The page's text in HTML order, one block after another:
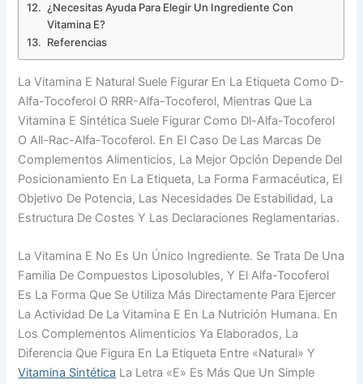
¿Necesitas Ayuda Para Elegir Un Ingrediente Con
Vitamina E?
Referencias
La Vitamina E Natural Suele Figurar En La Etiqueta Como D-
Alfa-Tocoferol O RRR-Alfa-Tocoferol, Mientras Que La
Vitamina E Sintética Suele Figurar Como Dl-Alfa-Tocoferol
O All-Rac-Alfa-Tocoferol. En El Caso De Las Marcas De
Complementos Alimenticios, La Mejor Opción Depende Del
Posicionamiento En La Etiqueta, La Forma Farmacéutica, El
Objetivo De Potencia, Las Necesidades De Estabilidad, La
Estructura De Costes Y Las Declaraciones Reglamentarias.
La Vitamina E No Es Un Único Ingrediente. Se Trata De Una
Familia De Compuestos Liposolubles, Y El Alfa-Tocoferol
Es La Forma Que Se Utiliza Más Directamente Para Ejercer
La Actividad De La Vitamina E En La Nutrición Humana. En
Los Complementos Alimenticios Ya Elaborados, La
Diferencia Que Figura En La Etiqueta Entre «natural» Y
Vitamina Sintética La Letra «E» Es Más Que Un Simple